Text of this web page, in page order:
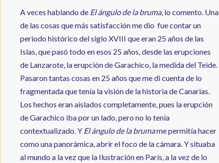
A veces hablando de El ángulo de la bruma, lo comento. Una
de las cosas que más satisfacción me dio fue contar un
periodo histórico del siglo XVIII que eran 25 años de las
Islas, que pasó todo en esos 25 años, desde las erupciones
de Lanzarote, la erupción de Garachico, la medida del Teide.
Pasaron tantas cosas en 25 años que me di cuenta de lo
fragmentada que tenía la visión de la historia de Canarias.
Los hechos eran aislados completamente, pues la erupción
de Garachico iba por un lado, pero no lo tenía
contextualizado. Y El ángulo de la brumame permitía hacer
como una panorámica, abrir el foco de la cámara. Y situaba
al mundo a la vez que la Ilustración en París, a la vez de lo